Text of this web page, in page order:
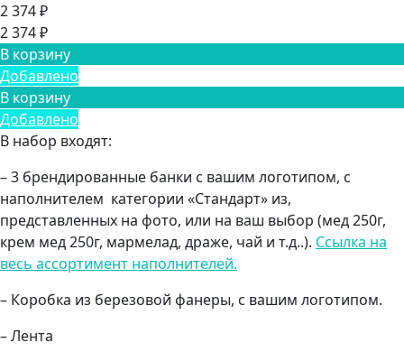
2 374 ₽
2 374 ₽
В корзину
Добавлено
В корзину
Добавлено
В набор входят:
– 3 брендированные банки с вашим логотипом, с
наполнителем категории «Стандарт» из,
представленных на фото, или на ваш выбор (мед 250г,
крем мед 250г, мармелад, драже, чай и т.д..). Ссылка на
весь ассортимент наполнителей.
– Коробка из березовой фанеры, с вашим логотипом.
– Лента